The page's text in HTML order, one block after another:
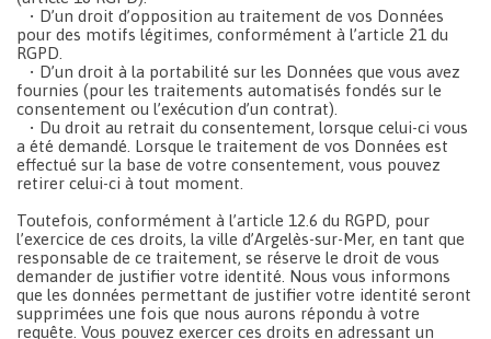
• D’un droit d’opposition au traitement de vos Données
pour des motifs légitimes, conformément à l’article 21 du
RGPD.
• D’un droit à la portabilité sur les Données que vous avez
fournies (pour les traitements automatisés fondés sur le
consentement ou l’exécution d’un contrat).
• Du droit au retrait du consentement, lorsque celui-ci vous
a été demandé. Lorsque le traitement de vos Données est
effectué sur la base de votre consentement, vous pouvez
retirer celui-ci à tout moment.
Toutefois, conformément à l’article 12.6 du RGPD, pour
l’exercice de ces droits, la ville d’Argelès-sur-Mer, en tant que
responsable de ce traitement, se réserve le droit de vous
demander de justifier votre identité. Nous vous informons
que les données permettant de justifier votre identité seront
supprimées une fois que nous aurons répondu à votre
requête. Vous pouvez exercer ces droits en adressant un